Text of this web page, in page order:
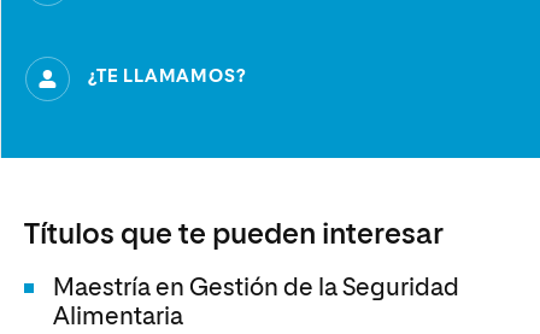
¿TE LLAMAMOS?
Títulos que te pueden interesar
Maestría en Gestión de la Seguridad
Alimentaria